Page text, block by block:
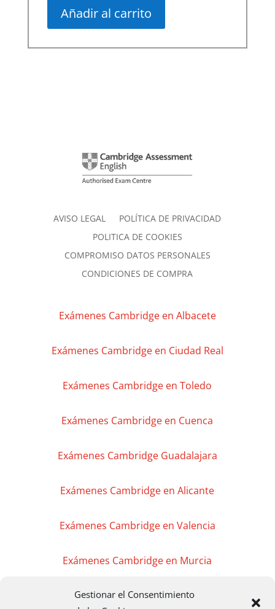
Gestionar el Consentimiento
Añadir al carrito
AVISO LEGAL
POLÍTICA DE PRIVACIDAD
POLITICA DE COOKIES
COMPROMISO DATOS PERSONALES
CONDICIONES DE COMPRA
Exámenes Cambridge en Albacete
Exámenes Cambridge en Ciudad Real
Exámenes Cambridge en Toledo
Exámenes Cambridge en Cuenca
Exámenes Cambridge Guadalajara
Exámenes Cambridge en Alicante
Exámenes Cambridge en Valencia
Exámenes Cambridge en Murcia
Exámenes Cambridge en Madrid